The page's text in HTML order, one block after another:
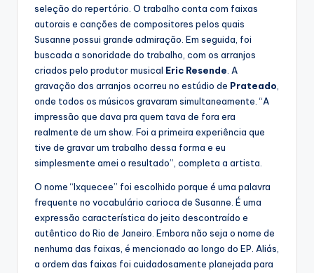
seleção do repertório. O trabalho conta com faixas
autorais e canções de compositores pelos quais
Susanne possui grande admiração. Em seguida, foi
buscada a sonoridade do trabalho, com os arranjos
criados pelo produtor musical Eric Resende. A
gravação dos arranjos ocorreu no estúdio de Prateado,
onde todos os músicos gravaram simultaneamente. “A
impressão que dava pra quem tava de fora era
realmente de um show. Foi a primeira experiência que
tive de gravar um trabalho dessa forma e eu
simplesmente amei o resultado”, completa a artista.
O nome “Ixquecee” foi escolhido porque é uma palavra
frequente no vocabulário carioca de Susanne. É uma
expressão característica do jeito descontraído e
autêntico do Rio de Janeiro. Embora não seja o nome de
nenhuma das faixas, é mencionado ao longo do EP. Aliás,
a ordem das faixas foi cuidadosamente planejada para